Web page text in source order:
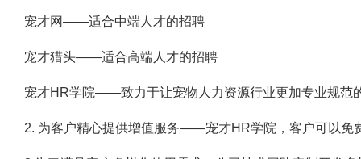
宠才网——适合中端人才的招聘
宠才猎头——适合高端人才的招聘
宠才HR学院——致力于让宠物人力资源行业更加专业规范
2. 为客户精心提供增值服务——宠才HR学院，客户可以免